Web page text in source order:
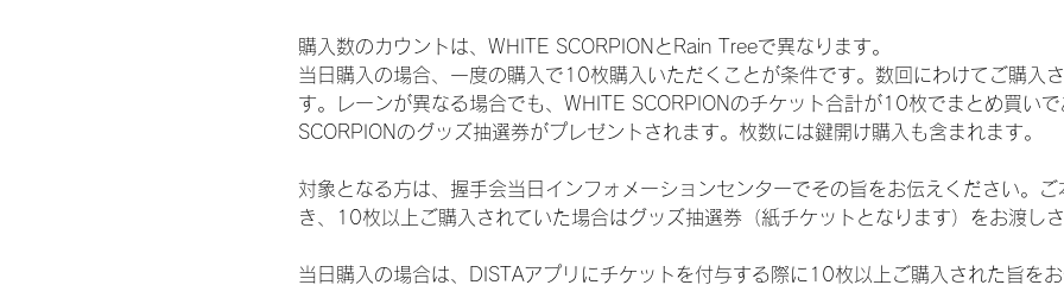
購入数のカウントは、WHITE SCORPIONとRain Treeで異なります。
当日購入の場合、一度の購入で10枚購入いただくことが条件です。数回にわけてご購入
す。レーンが異なる場合でも、WHITE SCORPIONのチケット合計が10枚でまとめ買い
SCORPIONのグッズ抽選券がプレゼントされます。枚数には鍵開け購入も含まれます。
対象となる方は、握手会当日インフォメーションセンターでその旨をお伝えください。
き、10枚以上ご購入されていた場合はグッズ抽選券（紙チケットとなります）をお渡しさ
当日購入の場合は、DISTAアプリにチケットを付与する際に10枚以上ご購入された旨を